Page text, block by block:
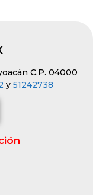
C.P. 04000
y 51242738